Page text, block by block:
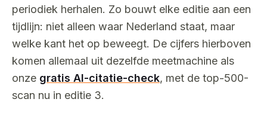
periodiek herhalen. Zo bouwt elke editie aan een
tijdlijn: niet alleen waar Nederland staat, maar
welke kant het op beweegt. De cijfers hierboven
komen allemaal uit dezelfde meetmachine als
onze gratis AI-citatie-check, met de top-500-
scan nu in editie 3.